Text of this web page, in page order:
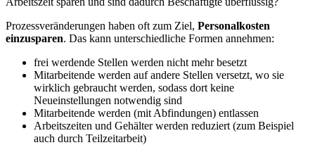
Prozessveränderungen haben oft zum Ziel, Personalkosten
einzusparen. Das kann unterschiedliche Formen annehmen:
frei werdende Stellen werden nicht mehr besetzt
Mitarbeitende werden auf andere Stellen versetzt, wo sie
wirklich gebraucht werden, sodass dort keine
Neueinstellungen notwendig sind
Mitarbeitende werden (mit Abfindungen) entlassen
Arbeitszeiten und Gehälter werden reduziert (zum Beispiel
auch durch Teilzeitarbeit)